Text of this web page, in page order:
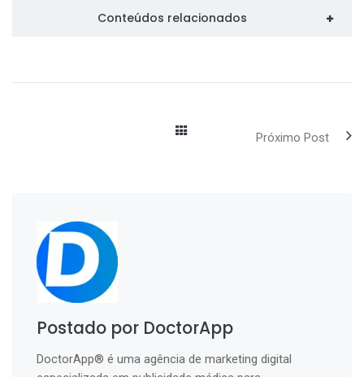
Conteúdos relacionados
Próximo Post
Postado por DoctorApp
DoctorApp® é uma agência de marketing digital